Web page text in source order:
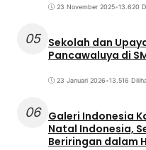
23 November 2025•13.620
05 Sekolah dan
Pancawaluya di
23 Januari 2026•13.516
06 Galeri Indonesia
Natal Indonesia,
Beriringan dalam